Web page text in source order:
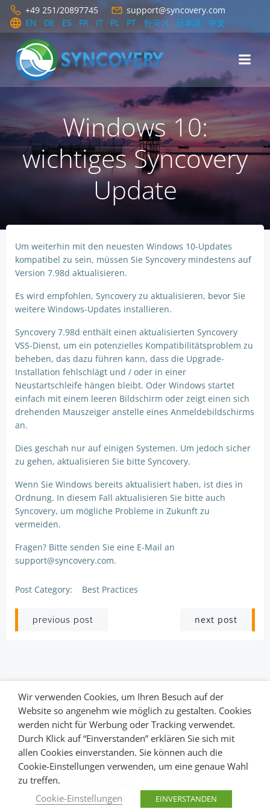
Zum
Inhalt
springen
+49 251/20897745
support@syncovery.com
EN
DE ES FR IT PL PT 한국어 日本語 中文
Windows 10:
wichtiges Syncovery
Update
Um weiterhin mit den neuesten Windows 10-Updates
kompatibel zu sein, müssen Sie Syncovery mindestens auf
Version 7.98d aktualisieren.
Es wird empfohlen, Syncovery zu aktualisieren, bevor Sie
weitere Windows-Updates installieren.
Syncovery 7.98d enthält einen aktualisierten Syncovery
VSS-Dienst, um ein potenzielles Kompatibilitätsproblem zu
beheben, das dazu führen kann, dass die Upgrade-
Installation fehlschlägt und / oder in einer
Neustartschleife hängen bleibt. Oder Windows startet
einfach mit einem leeren Bildschirm oder zeigt einen sich
drehenden Mauszeiger anstelle eines Anmeldebildschirms
an.
Dies geschah nur auf einigen Systemen. Um jedoch sicher
zu gehen, aktualisieren Sie bitte Syncovery.
Wenn Sie Windows bereits aktualisiert haben, ist dies in
Ordnung. In diesem Fall aktualisieren Sie bitte auch
Syncovery, um mögliche Probleme in Zukunft zu
vermeiden.
Fragen? Bitte senden Sie eine E-Mail an
support@syncovery.com.
Post Category: Best Practices
Post
previous post next post
© 2026 Super Flexible Software GmbH & Co. KG. Beachten Sie unsere
AGBsund unsereDatenschutzerklärung.
Wir verwenden Cookies, um Ihren Besuch auf der
Website so angenehm wie möglich zu gestalten. Cookies
werden nicht für Werbung oder Tracking verwendet.
Durch Klick auf “Einverstanden” erklären Sie sich mit
allen Cookies einverstanden. Sie können auch die
Cookie-Einstellungen verwenden, um eine genaue Wahl
zu treffen.
Cookie-Einstellungen
EINVERSTANDEN